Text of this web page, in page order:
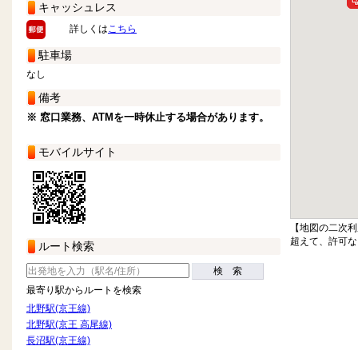
キャッシュレス
詳しくはこちら
駐車場
なし
備考
※ 窓口業務、ATMを一時休止する場合があります。
モバイルサイト
ルート検索
検 索
最寄り駅からルートを検索
北野駅(京王線)
北野駅(京王 高尾線)
長沼駅(京王線)
【地図の二次
超えて、許可